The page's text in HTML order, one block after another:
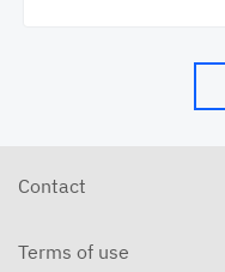
Contact
Terms of use